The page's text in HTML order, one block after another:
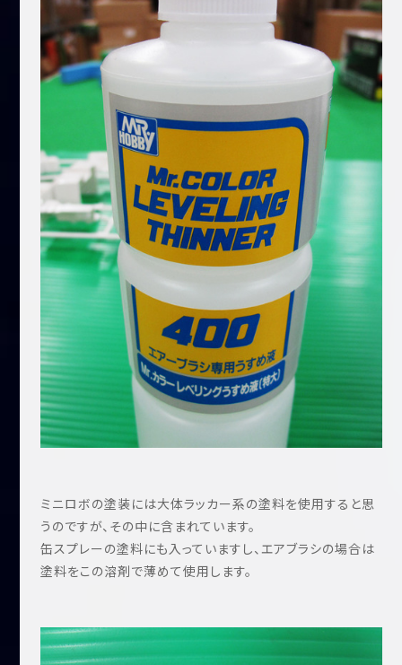
ミニロボの塗装には大体ラッカー系の塗料を使用すると思
うのですが、その中に含まれています。
缶スプレーの塗料にも入っていますし、エアブラシの場合は
塗料をこの溶剤で薄めて使用します。